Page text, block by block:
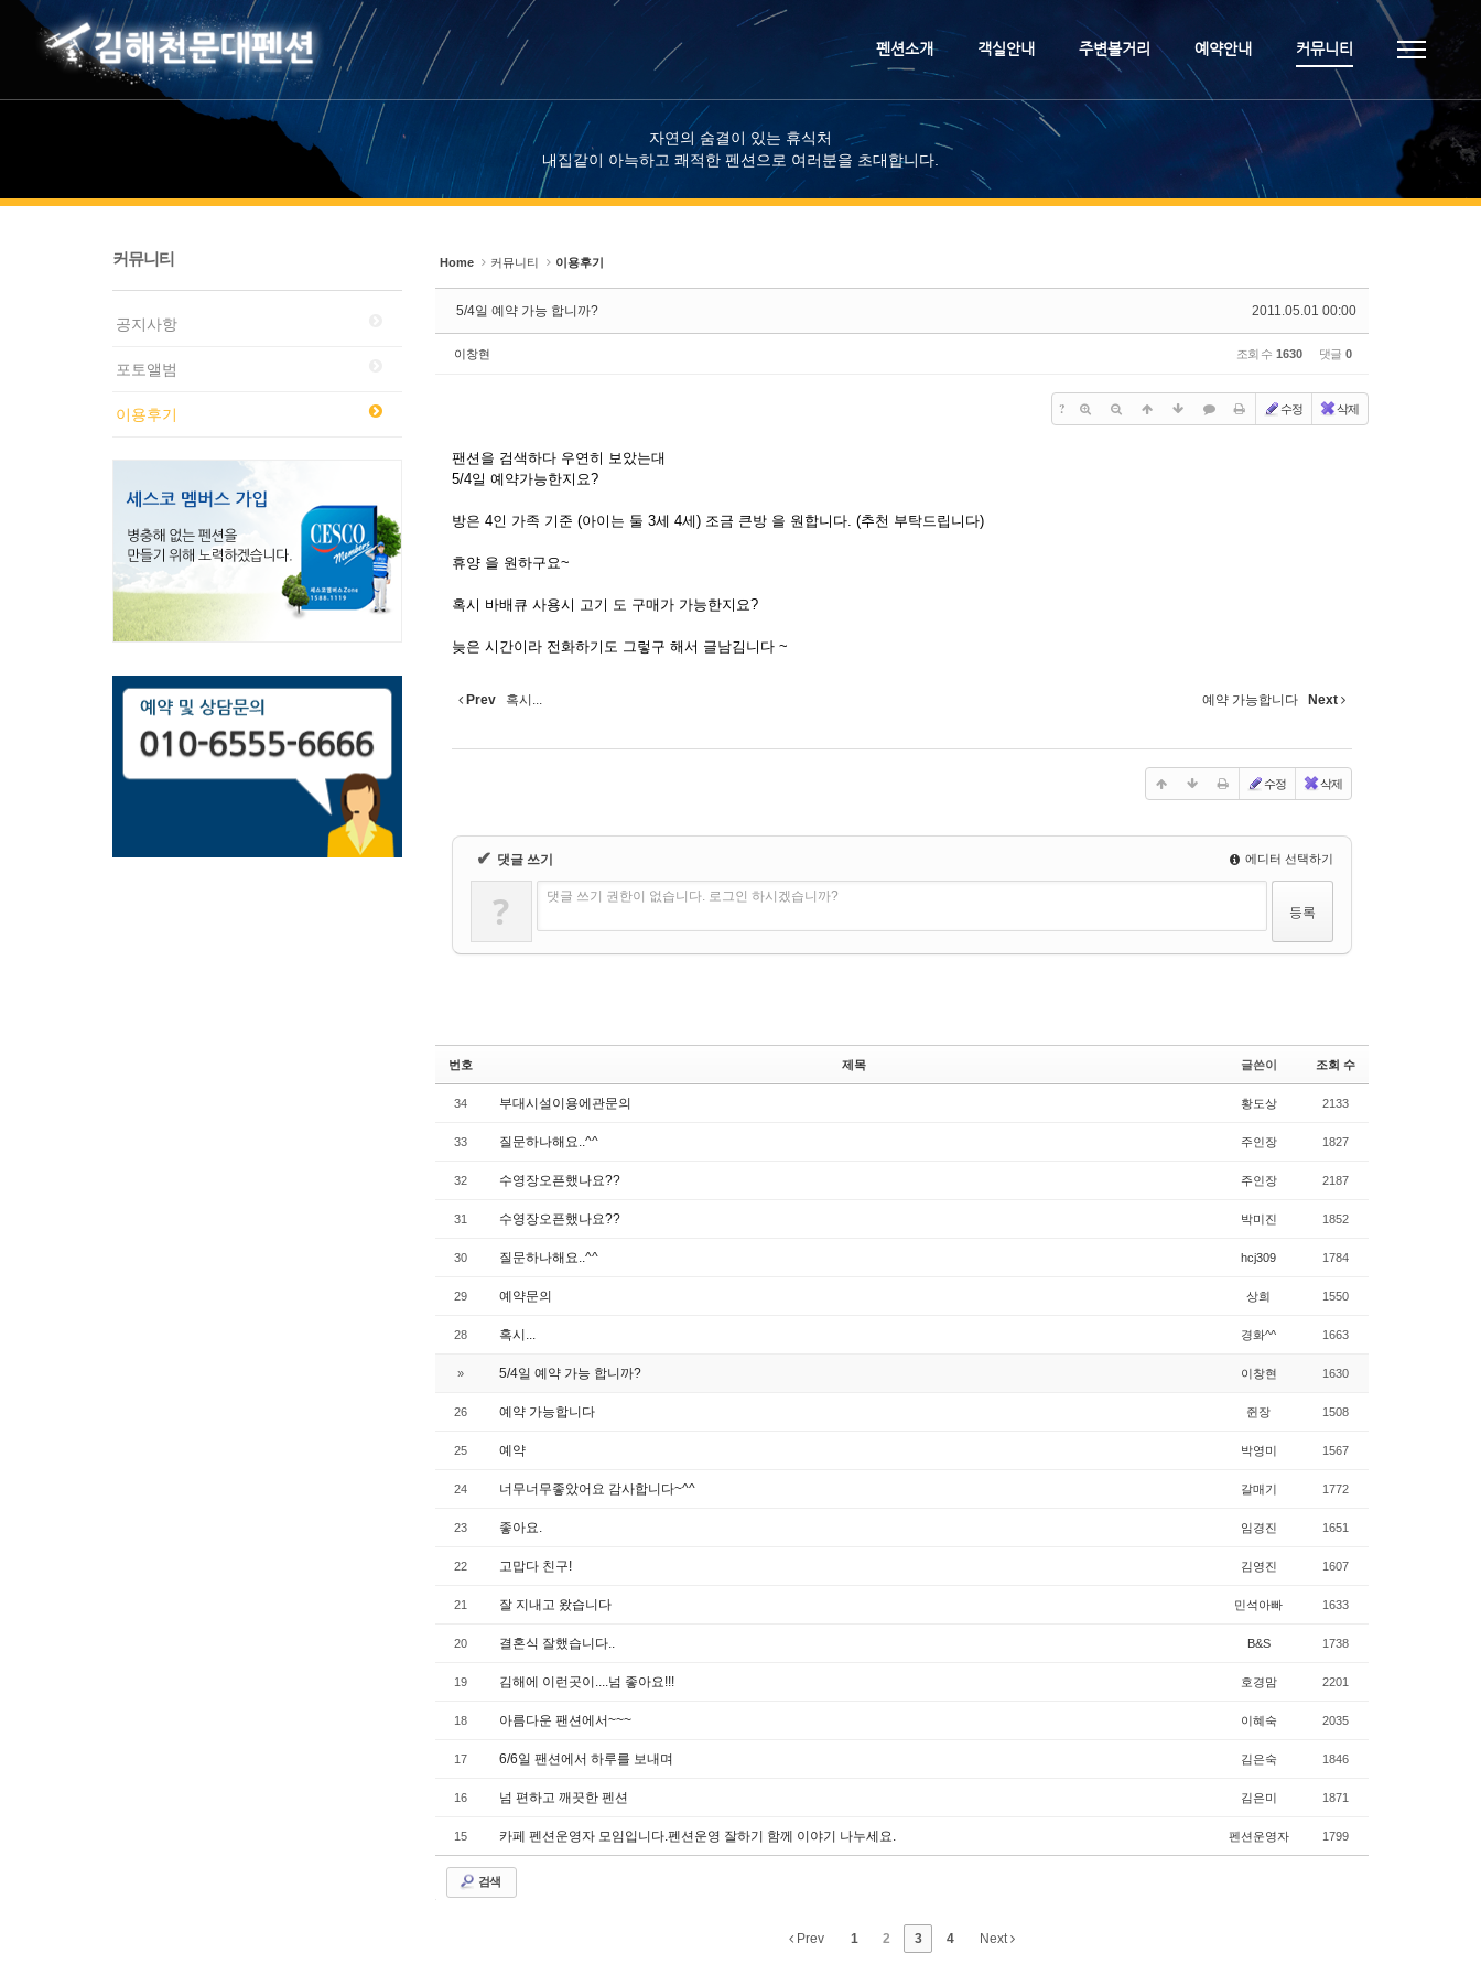
메뉴 건너뛰기
펜션소개
객실안내 주변볼거리 예약안내 커뮤니티
자연의 숨결이 있는 휴식처
내집같이 아늑하고 쾌적한 펜션으로 여러분을 초대합니다.
커뮤니티
공지사항
포토앨범
이용후기
Home 커뮤니티 이용후기
2011.05.01 00:00
5/4일 예약 가능 합니까?
이창현 조회 수 1630 댓글 0
? 수정 삭제
팬션을 검색하다 우연히 보았는대
5/4일 예약가능한지요?
방은 4인 가족 기준 (아이는 둘 3세 4세) 조금 큰방 을 원합니다. (추천 부탁드립니다)
휴양 을 원하구요~
혹시 바배큐 사용시 고기 도 구매가 가능한지요?
늦은 시간이라 전화하기도 그렇구 해서 글남김니다 ~
Prev 혹시... 예약 가능합니다 Next
수정 삭제
✔ 댓글 쓰기 에디터 선택하기
? 댓글 쓰기 권한이 없습니다. 로그인 하시겠습니까?
번호 제목 글쓴이 조회 수
34 부대시설이용에관문의 황도상 2133
33 질문하나해요..^^ 주인장 1827
32 수영장오픈했나요?? 주인장 2187
31 수영장오픈했나요?? 박미진 1852
30 질문하나해요..^^ hcj309 1784
29 예약문의 상희 1550
28 혹시... 경화^^ 1663
» 5/4일 예약 가능 합니까? 이창현 1630
26 예약 가능합니다 쥔장 1508
25 예약 박영미 1567
24 너무너무좋았어요 감사합니다~^^ 갈매기 1772
23 좋아요. 임경진 1651
22 고맙다 친구! 김영진 1607
21 잘 지내고 왔습니다 민석아빠 1633
20 결혼식 잘했습니다.. B&S 1738
19 김해에 이런곳이....넘 좋아요!!! 호경맘 2201
18 아름다운 팬션에서~~~ 이혜숙 2035
17 6/6일 팬션에서 하루를 보내며 김은숙 1846
16 넘 편하고 깨끗한 펜션 김은미 1871
15 카페 펜션운영자 모임입니다.펜션운영 잘하기 함께 이야기 나누세요. 펜션운영자 1799
검색
Prev 1 2 3 4 Next
Sketchbook5, 스케치북5
Sketchbook5, 스케치북5